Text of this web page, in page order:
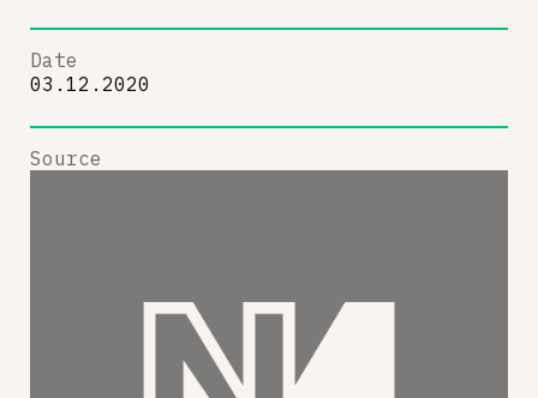
Date
03.12.2020
Source